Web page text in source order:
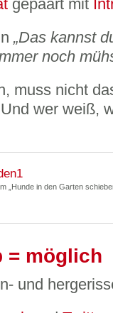
gepaart mit
„Das kannst
noch
muss nicht
wer weiß,
„Hunde in den Garten
= möglich
und